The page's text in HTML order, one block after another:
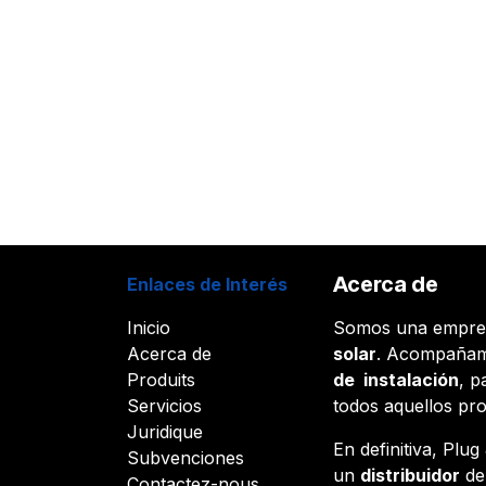
Enlaces de Interés
Inicio
Acerca de
Produits
Servicios
Juridique
Subvenciones
Acerca de
Somos una
solar.
de instalación,
todos aquellos
En definitiva,
un distribuidor de